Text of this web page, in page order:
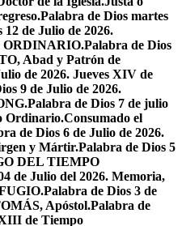
Palabra de Dios martes
12 de Julio de 2026.
Palabra de Dios
Abad y Patrón de
de 2026. Jueves XIV de
9 de Julio de 2026.
Palabra de Dios 7 de julio
Ordinario.Consumado el
de Dios 6 de Julio de 2026.
y Mártir.Palabra de Dios 5
DEL TIEMPO
de Julio del 2026. Memoria,
Palabra de Dios 3 de
Apóstol.Palabra de
de Tiempo